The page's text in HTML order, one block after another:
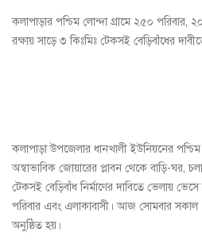
কলাপাড়ার পশ্চিম লোন্দা গ্রামে ২৫০ পরিবার,
রক্ষায় সাড়ে ৩ কিঃমিঃ টেকসই বেড়িবাঁধের
কলাপাড়া উপজেলার ধানখালী ইউনিয়নের পশ্চিম
অস্বাভাবিক জোয়ারের প্লাবন থেকে বাড়ি-ঘর,
টেকসই বেড়িবাঁধ নির্মাণের দাবিতে ভেলায়
পরিবার এবং এলাকাবাসী। আজ সোমবার সকাল
অনুষ্ঠিত হয়।